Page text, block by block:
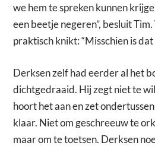
we hem te spreken kunnen
een beetje negeren”, besluit
praktisch knikt: “Misschien is dat
Derksen zelf had eerder al het
dichtgedraaid. Hij zegt niet te
hoort het aan en zet
klaar. Niet om geschreeuw te
maar om te toetsen. Derksen